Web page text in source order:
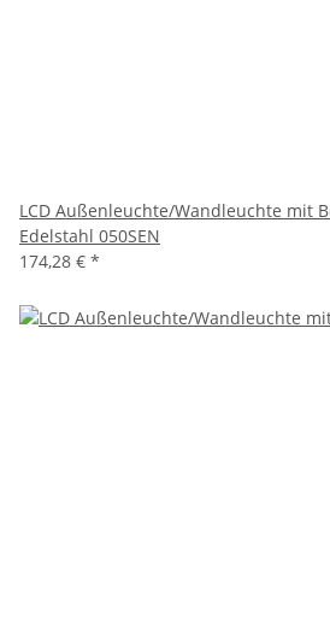
LCD Außenleuchte/Wandleuchte mit
Edelstahl 050SEN
174,28 € *